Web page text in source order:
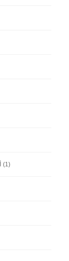
(1)